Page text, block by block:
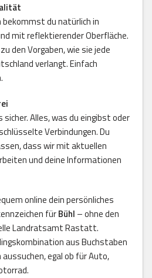
bekommst du natürlich in
mit reflektierender Oberfläche.
den Vorgaben, wie sie jede
verlangt. Einfach
sicher. Alles, was du eingibst oder
Verbindungen. Du
dass wir mit aktuellen
und deine Informationen
online dein persönliches
fürBühl – ohne den
Landratsamt Rastatt.
aus Buchstaben
egal ob für Auto,